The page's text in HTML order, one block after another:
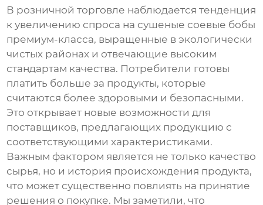
В розничной торговле наблюдается тенденция
к увеличению спроса на сушеные соевые бобы
премиум-класса, выращенные в экологически
чистых районах и отвечающие высоким
стандартам качества. Потребители готовы
платить больше за продукты, которые
считаются более здоровыми и безопасными.
Это открывает новые возможности для
поставщиков, предлагающих продукцию с
соответствующими характеристиками.
Важным фактором является не только качество
сырья, но и история происхождения продукта,
что может существенно повлиять на принятие
решения о покупке. Мы заметили, что